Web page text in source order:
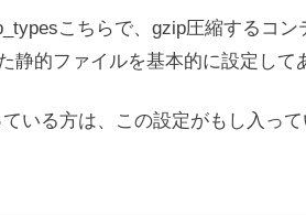
こちらで、gzip圧縮するコ
静的ファイルを基本的に設定して
いる方は、この設定がもし入っ